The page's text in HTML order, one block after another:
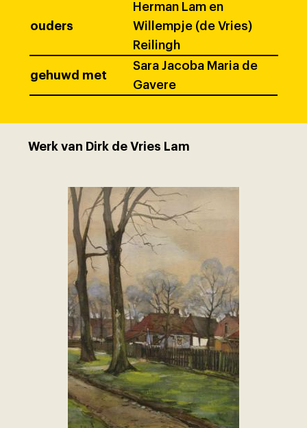
ouders
Herman Lam en
Willempje (de Vries)
Reilingh
gehuwd met
Sara Jacoba Maria de
Gavere
Werk van Dirk de Vries Lam